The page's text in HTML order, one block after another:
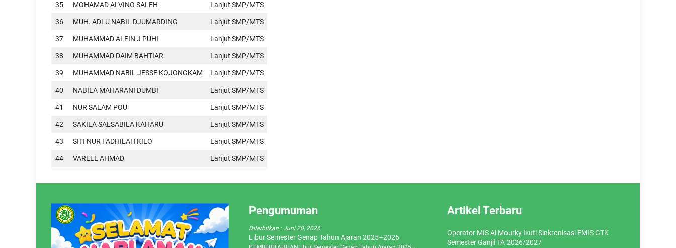
35 MOHAMAD ALVINO SALEH Lanjut SMP/MTS
36 MUH. ADLU NABIL DJUMARDING Lanjut SMP/MTS
37 MUHAMMAD ALFIN J PUHI Lanjut SMP/MTS
38 MUHAMMAD DAIM BAHTIAR Lanjut SMP/MTS
39 MUHAMMAD NABIL JESSE KOJONGKAM Lanjut SMP/MTS
40 NABILA MAHARANI DUMBI Lanjut SMP/MTS
41 NUR SALAM POU Lanjut SMP/MTS
42 SAKILA SALSABILA KAHARU Lanjut SMP/MTS
43 SITI NUR FADHILAH KILO Lanjut SMP/MTS
44 VARELL AHMAD Lanjut SMP/MTS
Pengumuman
Diterbitkan :Juni 20, 2026
Libur Semester Genap Tahun Ajaran 2025–2026
Artikel Terbaru
Operator MIS Al Mourky Ikuti Sinkronisasi EMIS GTK
Semester Ganjil TA 2026/2027